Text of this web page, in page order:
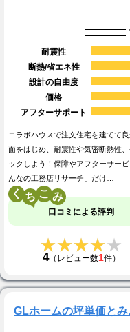
耐震性
断熱/省エネ性
設計の自由度
価格
アフターサポート
コラボハウスで注文住宅を建てて
面をはじめ、耐震性や気密断熱性
ックしよう！保障やアフターサー
んなの工務店リサーチ」だけ…
く こ
口コミによる評判
★★★★★
★★★★★
4（レビュー数1件）
GLホームの坪単価と